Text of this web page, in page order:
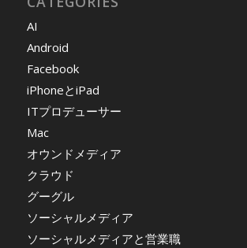
AI
Android
Facebook
iPhoneとiPad
ITプロデューサー
Mac
オウンドメディア
クラウド
グーグル
ソーシャルメディア
ソーシャルメディアと営業職